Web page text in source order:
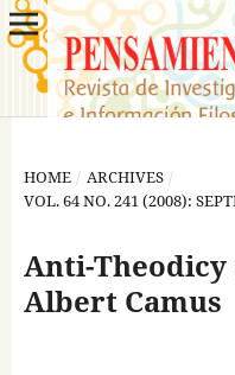
HOME / ARCHIVES /
VOL. 64 NO. 241 (2008):
Anti-
Albert Camus